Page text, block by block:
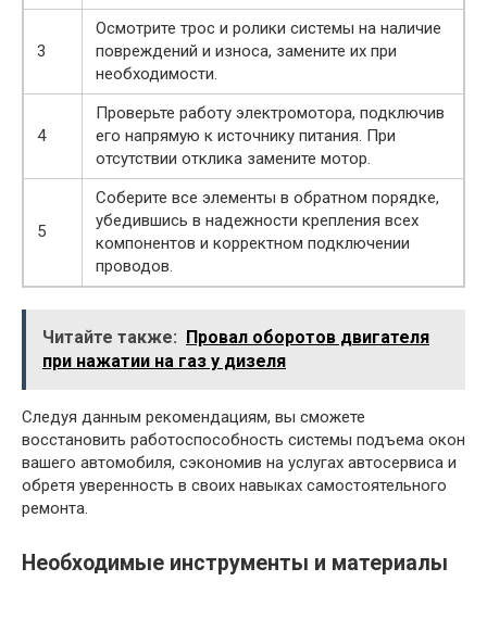
3
Осмотрите трос и ролики системы на наличие
повреждений и износа, замените их при
необходимости.
4
Проверьте работу электромотора, подключив
его напрямую к источнику питания. При
отсутствии отклика замените мотор.
5
Соберите все элементы в обратном порядке,
убедившись в надежности крепления всех
компонентов и корректном подключении
проводов.
Читайте также: Провал оборотов двигателя
при нажатии на газ у дизеля
Следуя данным рекомендациям, вы сможете
восстановить работоспособность системы подъема окон
вашего автомобиля, сэкономив на услугах автосервиса и
обретя уверенность в своих навыках самостоятельного
ремонта.
Необходимые инструменты и материалы